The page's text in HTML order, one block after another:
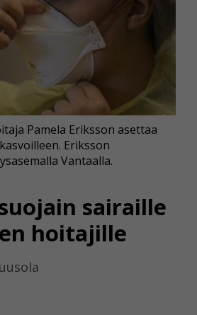
sairaille
hoitajille
Pamela Eriksson asettaa
Eriksson
Vantaalla.